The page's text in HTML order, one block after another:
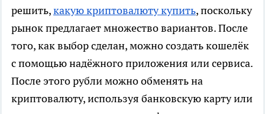
решить,какую криптовалюту купить, поскольку
рынок предлагает множество вариантов. После
того, как выбор сделан, можно создать кошелёк
с помощью надёжного приложения или сервиса.
После этого рубли можно обменять на
криптовалюту, используя банковскую карту или